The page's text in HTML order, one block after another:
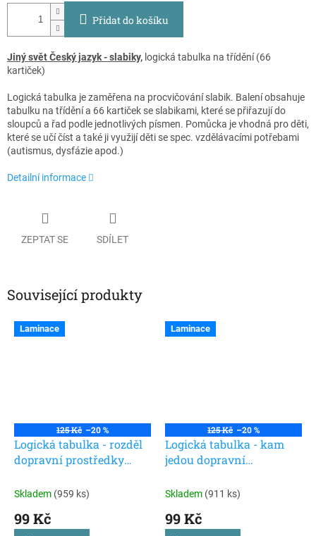
Přidat do košíku
Jiný svět Český jazyk - slabiky, logická tabulka na třídění (66
kartiček)
Logická tabulka je zaměřena na procvičování slabik. Balení obsahuje
tabulku na třídění a 66 kartiček se slabikami, které se přiřazují do
sloupců a řad podle jednotlivých písmen. Pomůcka je vhodná pro děti,
které se učí číst a také ji využijí děti se spec. vzdělávacími potřebami
(autismus, dysfázie apod.)
Detailní informace
ZEPTAT SE SDÍLET
Související produkty
Laminace
125 Kč –20 %
Logická tabulka - rozděl
dopravní prostředky
výuková pomůcka
Skladem (959 ks)
99 Kč
Laminace
125 Kč –20 %
Logická tabulka - kam
jedou dopravní
výuková pomůcka
Skladem (911 ks)
99 Kč